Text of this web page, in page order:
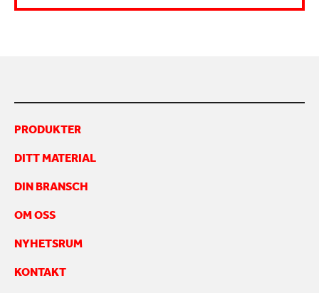
PRODUKTER
DITT MATERIAL
DIN BRANSCH
OM OSS
NYHETSRUM
KONTAKT